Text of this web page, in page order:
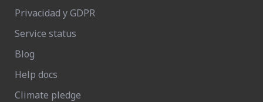
Privacidad y GDPR
Service status
Blog
Help docs
Climate pledge